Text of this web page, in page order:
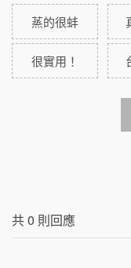
蒸的很蚌
很實用！
共0 則回應